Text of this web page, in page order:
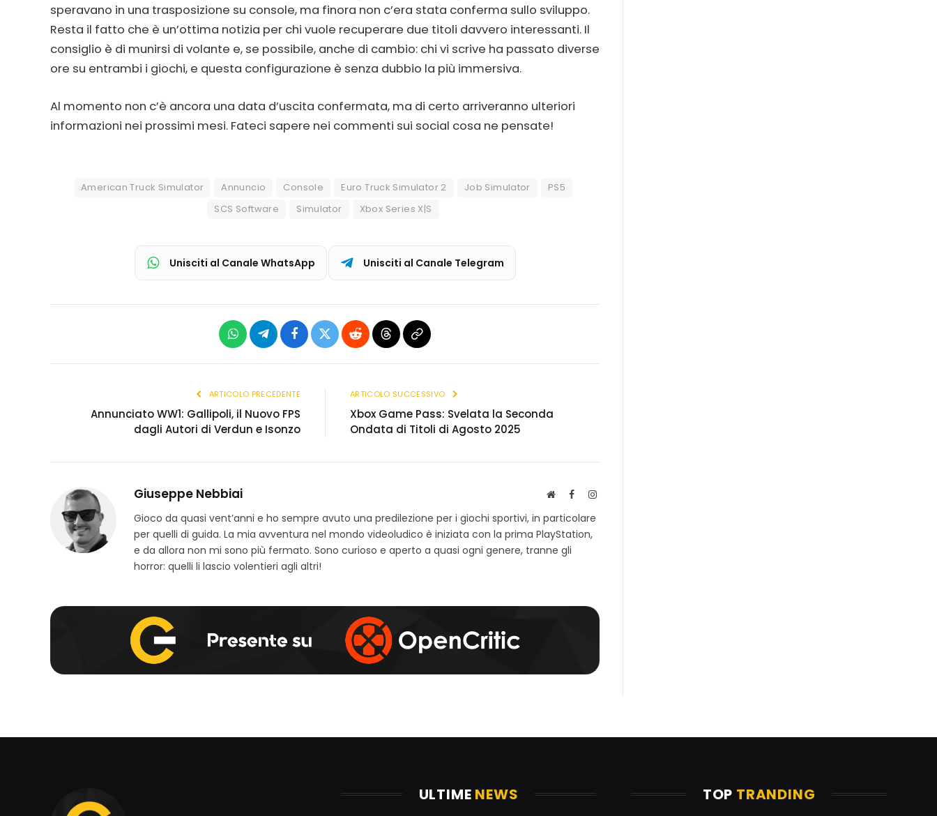
speravano in una trasposizione su console, ma finora non c’era stata conferma sullo sviluppo.
Resta il fatto che è un’ottima notizia per chi vuole recuperare due titoli davvero interessanti. Il
consiglio è di munirsi di volante e, se possibile, anche di cambio: chi vi scrive ha passato diverse
ore su entrambi i giochi, e questa configurazione è senza dubbio la più immersiva.
Al momento non c’è ancora una data d’uscita confermata, ma di certo arriveranno ulteriori
informazioni nei prossimi mesi. Fateci sapere nei commenti sui social cosa ne pensate!
American Truck Simulator Annuncio Console Euro Truck Simulator 2 Job Simulator
PS5
SCS Software
Simulator Xbox Series X|S
Unisciti al Canale WhatsApp Unisciti al Canale Telegram
WhatsAppTelegramFacebook
X
RedditThreadsCopia
ARTICOLO PRECEDENTE
Annunciato WW1: Gallipoli, il Nuovo FPS
dagli Autori di Verdun e Isonzo
ARTICOLO SUCCESSIVO
Xbox Game Pass: Svelata la Seconda
Ondata di Titoli di Agosto 2025
Giuseppe Nebbiai
S
t
o
w
F
c
e
I
Gioco da quasi vent’anni e ho sempre avuto una predilezione per i giochi sportivi, in particolare
per quelli di guida. La mia avventura nel mondo videoludico è iniziata con la prima PlayStation,
e da allora non mi sono più fermato. Sono curioso e aperto a quasi ogni genere, tranne gli
horror: quelli li lascio volentieri agli altri!
ULTIME NEWS TOP TRANDING